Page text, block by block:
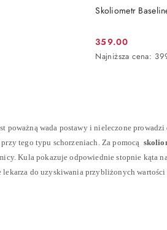
Skoliometr
Cena
promocyjna:
359.00
Najniższa
obniżką
Najniższa cena:
poważną wada postawy i nieleczone
tego typu schorzeniach. Za pomocą
Kula pokazuje odpowiednie stopnie kąta
lekarza do uzyskiwania przybliżonych